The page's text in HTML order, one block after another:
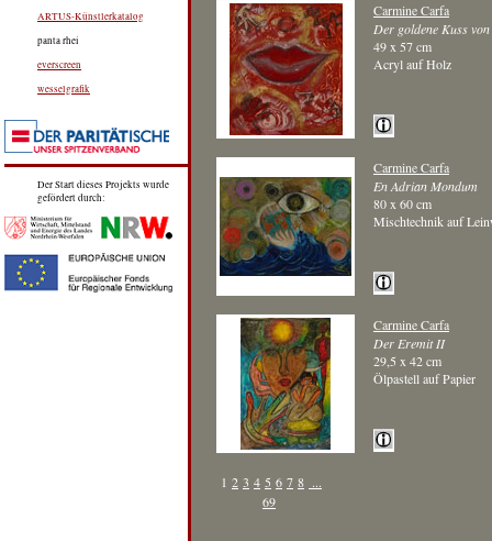
ARTUS-Künstlerkatalog
panta rhei
everscreen
wesselgrafik
Der Start dieses Projekts wurde
gefördert durch:
Carmine Carfa
Der goldene Kuss
49 x 57 cm
Acryl auf Holz
Carmine Carfa
En Adrian Mondum
80 x 60 cm
Mischtechnik auf
Carmine Carfa
Der Eremit II
29,5 x 42 cm
Ölpastell auf Papier
1 2 3 4 5 6 7 8 ...
69